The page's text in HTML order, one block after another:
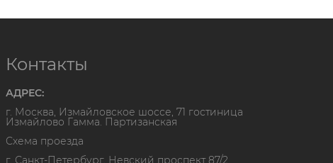
Контакты
АДРЕС:
г. Москва, Измайловское шоссе, 71 гостиница
Измайлово Гамма. Партизанская
Схема проезда
г. Санкт-Петербург, Невский проспект 87/2